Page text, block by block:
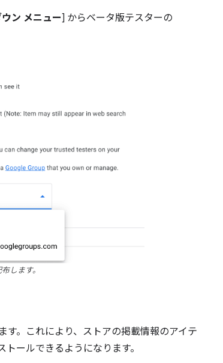
ン メニュー] からベータ版テスターの
します。
す。これにより、ストアの掲載情報のアイテ
ールできるようになります。